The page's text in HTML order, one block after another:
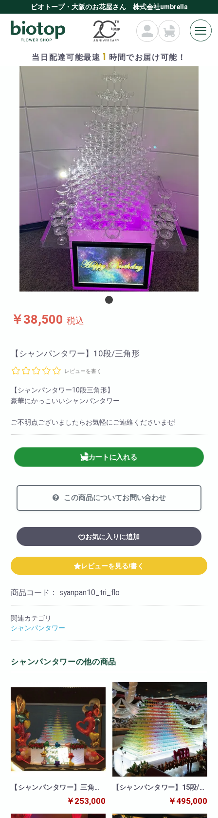
ビオトープ・大阪のお花屋さん 株式会社umbrella
当日配達可能最速 1 時間でお届け可能！
￥38,500 税込
【シャンパンタワー】10段/三角形
レビューを書く
【シャンパンタワー10段三角形】
豪華にかっこいいシャンパンタワー
ご不明点ございましたらお気軽にご連絡くださいませ!
カートに入れる
この商品についてお問い合わせ
お気に入りに追加
レビューを見る/書く
商品コード：syanpan10_tri_flo
関連カテゴリ
シャンパンタワー
シャンパンタワーの他の商品
【シャンパンタワー】三角
形/14段・12段・10段・8段・
￥253,000
【シャンパンタワー】15段/台
￥495,000